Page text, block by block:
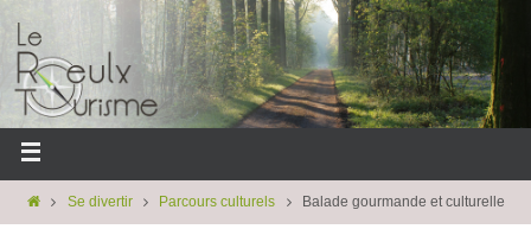
Se divertir Parcours culturels Balade gourmande et culturelle